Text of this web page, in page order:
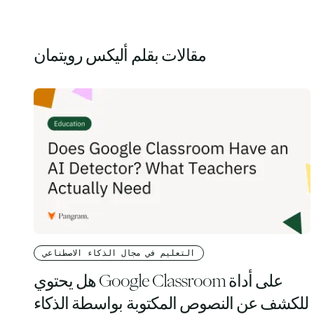
مقالات بقلم أليكس رويتمان
التعليم في مجال الذكاء الاصطناعي
هل يحتوي Google Classroom على أداة
للكشف عن النصوص المكتوبة بواسطة الذكاء